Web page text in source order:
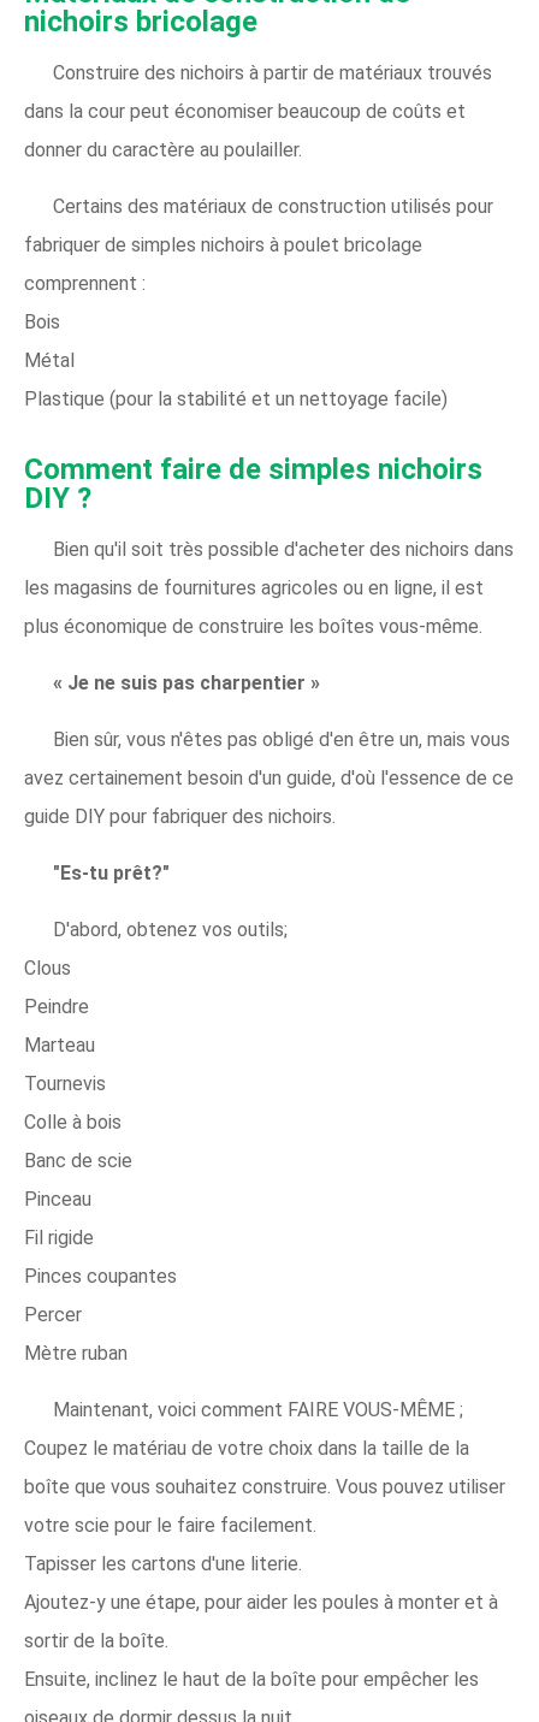
nichoirs bricolage
Construire des nichoirs à partir de matériaux trouvés
dans la cour peut économiser beaucoup de coûts et
donner du caractère au poulailler.
Certains des matériaux de construction utilisés pour
fabriquer de simples nichoirs à poulet bricolage
comprennent :
Bois
Métal
Plastique (pour la stabilité et un nettoyage facile)
Comment faire de simples nichoirs
DIY ?
Bien qu'il soit très possible d'acheter des nichoirs dans
les magasins de fournitures agricoles ou en ligne, il est
plus économique de construire les boîtes vous-même.
« Je ne suis pas charpentier »
Bien sûr, vous n'êtes pas obligé d'en être un, mais vous
avez certainement besoin d'un guide, d'où l'essence de ce
guide DIY pour fabriquer des nichoirs.
"Es-tu prêt?"
D'abord, obtenez vos outils;
Clous
Peindre
Marteau
Tournevis
Colle à bois
Banc de scie
Pinceau
Fil rigide
Pinces coupantes
Percer
Mètre ruban
Maintenant, voici comment FAIRE VOUS-MÊME ;
Coupez le matériau de votre choix dans la taille de la
boîte que vous souhaitez construire. Vous pouvez utiliser
votre scie pour le faire facilement.
Tapisser les cartons d'une literie.
Ajoutez-y une étape, pour aider les poules à monter et à
sortir de la boîte.
Ensuite, inclinez le haut de la boîte pour empêcher les